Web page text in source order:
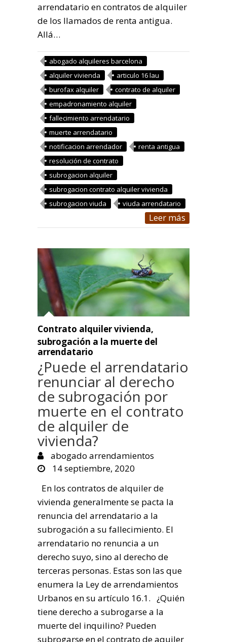
arrendatario en contratos de alquiler
de los llamados de renta antigua.
Allá…
abogado alquileres barcelona
alquiler vivienda
articulo 16 lau
burofax alquiler
contrato de alquiler
empadronamiento alquiler
fallecimiento arrendatario
muerte arrendatario
notificacion arrendador
renta antigua
resolución de contrato
subrogacion alquiler
subrogacion contrato alquiler vivienda
subrogacion viuda
viuda arrendatario
Leer más
Contrato alquiler vivienda,
subrogación a la muerte del
arrendatario
¿Puede el arrendatario
renunciar al derecho
de subrogación por
muerte en el contrato
de alquiler de
vivienda?
abogado arrendamientos
14 septiembre, 2020
En los contratos de alquiler de
vivienda generalmente se pacta la
renuncia del arrendatario a la
subrogación a su fallecimiento. El
arrendatario no renuncia a un
derecho suyo, sino al derecho de
terceras personas. Estas son las que
enumera la Ley de arrendamientos
Urbanos en su artículo 16.1. ¿Quién
tiene derecho a subrogarse a la
muerte del inquilino? Pueden
subrogarse en el contrato de aquiler